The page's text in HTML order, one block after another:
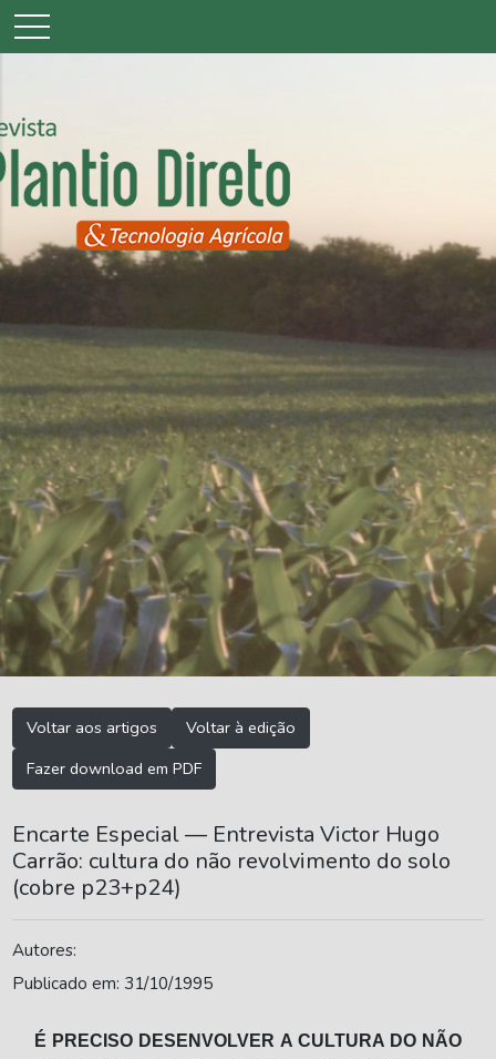
Voltar aos artigos
Voltar à edição
Fazer download em PDF
Encarte Especial — Entrevista Victor Hugo
Carrão: cultura do não revolvimento do solo
(cobre p23+p24)
Autores:
Publicado em: 31/10/1995
É PRECISO DESENVOLVER A CULTURA DO NÃO